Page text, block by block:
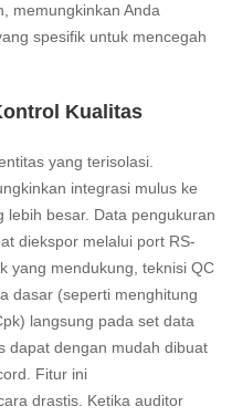
memungkinkan Anda
spesifik untuk mencegah
Kualitas
yang terisolasi.
integrasi mulus ke
lebih besar. Data pengukuran
diekspor melalui port RS-
yang mendukung, teknisi QC
dasar (seperti menghitung
langsung pada set data
dapat dengan mudah dibuat
Fitur ini
drastis. Ketika auditor